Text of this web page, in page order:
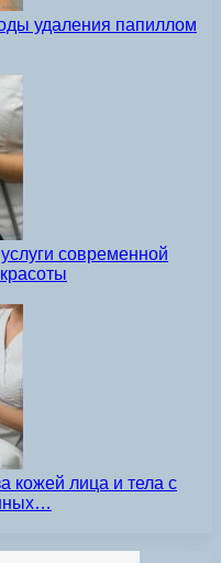
удаления папиллом
современной
кожей лица и тела с